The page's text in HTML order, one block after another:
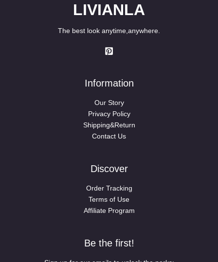
LIVIANLA
The best look anytime,anywhere.
Information
Our Story
Privacy Policy
Shipping&Return
Contact Us
Discover
Order Tracking
Terms of Use
Affiliate Program
Be the first!